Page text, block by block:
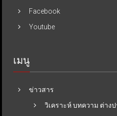
Facebook
Youtube
เมนู
ข่าวสาร
วิเคราะห์ บทความ ต่าง